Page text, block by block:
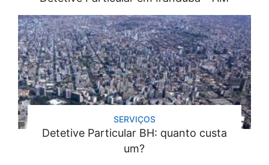
SERVIÇOS
Detetive Particular BH: quanto custa
um?